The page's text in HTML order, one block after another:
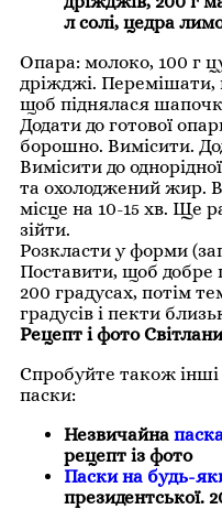
л солі, цедра
Опара: молоко, 100 г
дріжджі. Перемішати,
щоб піднялася
Додати до готової
борошно. Вимісити.
Вимісити до
та охолоджений жир.
місце на 10-15 хв. Ще
зійти.
Розкласти у форми
Поставити, щоб добре
200 градусах, потім
градусів і пекти
Рецепт і фото
Спробуйте також інші
паски:
Незвичайна
рецепт із фото
Паски на будь-
президентської.